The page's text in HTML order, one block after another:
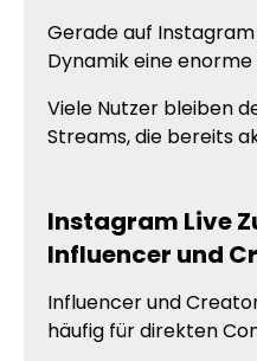
Gerade auf
Dynamik eine enorme
Viele Nutzer bleiben
Streams, die bereits
Instagram Live
Influencer und
Influencer und
häufig für direkten